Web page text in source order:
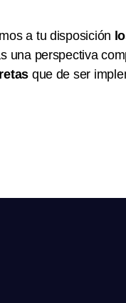
a tu disposición
una perspectiva
que de ser